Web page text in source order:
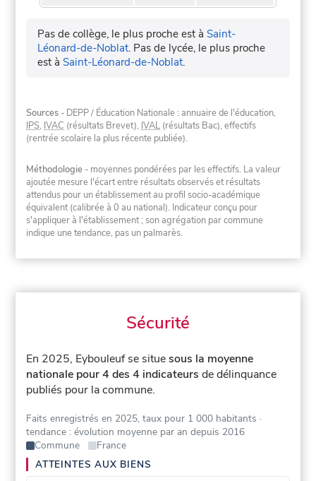
Pas de collège, le plus proche est àSaint-
Léonard-de-Noblat. Pas de lycée, le plus proche
est àSaint-Léonard-de-Noblat.
Sources - DEPP / Éducation Nationale : annuaire de l'éducation,
IPS, IVAC (résultats Brevet), IVAL (résultats Bac), effectifs
(rentrée scolaire la plus récente publiée).
Méthodologie - moyennes pondérées par les effectifs. La valeur
ajoutée mesure l'écart entre résultats observés et résultats
attendus pour un établissement au profil socio-académique
équivalent (calibrée à 0 au national). Indicateur conçu pour
s'appliquer à l'établissement ; son agrégation par commune
indique une tendance, pas un palmarès.
Sécurité
En 2025, Eybouleuf se situesous la moyenne
nationale pour 4 des 4 indicateurs de délinquance
publiés pour la commune.
Faits enregistrés en 2025, taux pour 1 000 habitants ·
tendance : évolution moyenne par an depuis 2016
Commune
France
ATTEINTES AUX BIENS